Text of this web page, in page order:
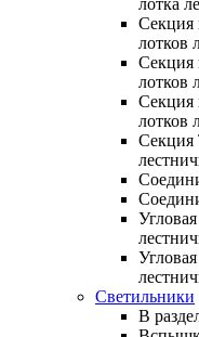
Секция
лотков
Секция
лотков
Секция
лотков
Секция
Светильники
В